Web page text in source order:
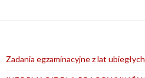
Zadania egzaminacyjne z lat ubiegłych